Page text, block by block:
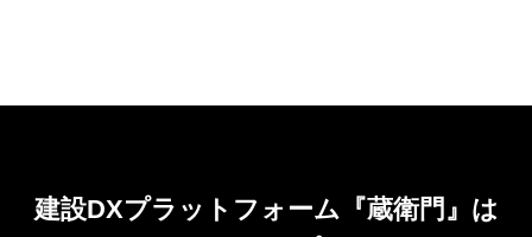
建設DXプラットフォーム『蔵衛門』は